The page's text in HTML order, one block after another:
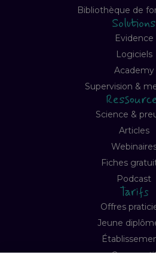
Bibliothèque de
Solutions
Evidence
Logiciels
Academy
Supervision &
Science &
Articles
Fiches
Podcast
Tarifs
Offres
Jeune